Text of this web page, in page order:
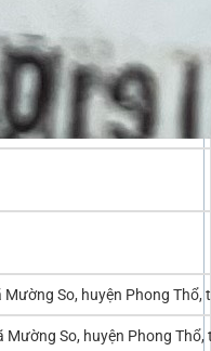
Mường So, huyện Phong Thổ,
Mường So, huyện Phong Thổ,